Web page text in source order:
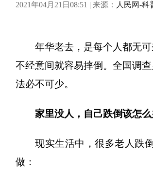
2021年04月21日08:51 | 来源： 人民网-科
年华老去，是每个人都无
不经意间就容易摔倒。全国调
法必不可少。
家里没人，自己跌倒该怎么
现实生活中，很多老人跌
做：